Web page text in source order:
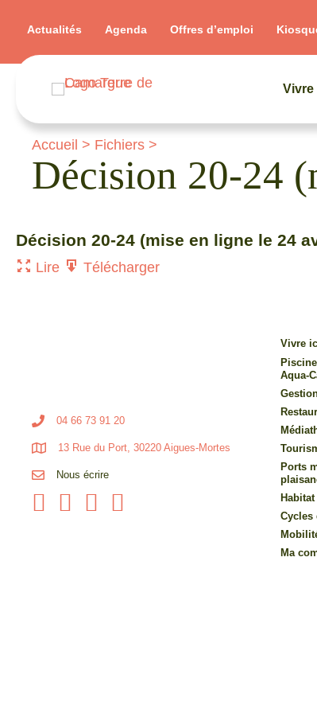
Actualités Agenda Offres d’emploi
Vivre
Accueil > Fichiers >
Décision 20-24
Décision 20-24 (mise en ligne le 24
Lire Télécharger
04 66 73 91 20
13 Rue du Port, 30220 Aigues-Mortes
Nous écrire
Vivre
Aqua-
Ports
Cycles
Ma